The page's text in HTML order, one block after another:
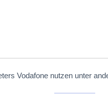
Vodafone nutzen unter